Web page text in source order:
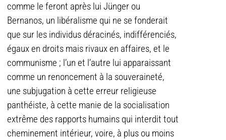
comme le feront après lui Jünger ou
Bernanos, un libéralisme qui ne se fonderait
que sur les individus déracinés, indifférenciés,
égaux en droits mais rivaux en affaires, et le
communisme ; l’un et l’autre lui apparaissant
comme un renoncement à la souveraineté,
une subjugation à cette erreur religieuse
panthéiste, à cette manie de la socialisation
extrême des rapports humains qui interdit tout
cheminement intérieur, voire, à plus ou moins